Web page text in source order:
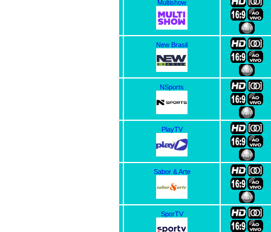
Multishow
New Brasil
NSports
PlayTV
Sabor & Arte
SporTV